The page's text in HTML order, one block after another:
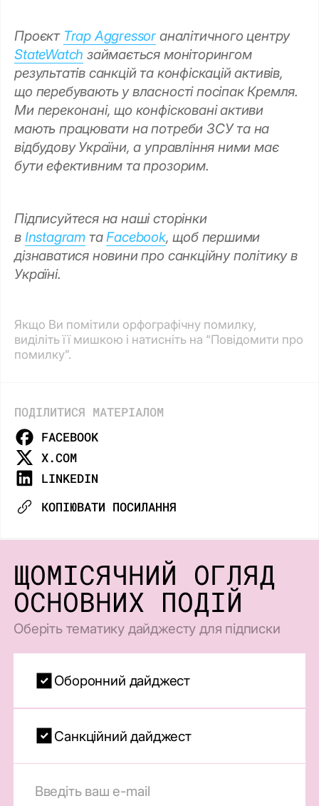
Проєкт Trap Aggressor аналітичного центру
StateWatch займається моніторингом
результатів санкцій та конфіскацій активів,
що перебувають у власності посіпак Кремля.
Ми переконані, що конфісковані активи
мають працювати на потреби ЗСУ та на
відбудову України, а управління ними має
бути ефективним та прозорим.
Підписуйтеся на наші сторінки
в Instagram таFacebook, щоб першими
дізнаватися новини про санкційну політику в
Україні.
Якщо Ви помітили орфографічну помилку,
виділіть її мишкою і натисніть на “Повідомити про
помилку”.
ПОДІЛИТИСЯ МАТЕРІАЛОМ
FACEBOOK
X.COM
LINKEDIN
КОПІЮВАТИ ПОСИЛАННЯ
ЩОМІСЯЧНИЙ ОГЛЯД
ОСНОВНИХ ПОДІЙ
Оберіть тематику дайджесту для підписки
Оборонний дайджест
Санкційний дайджест